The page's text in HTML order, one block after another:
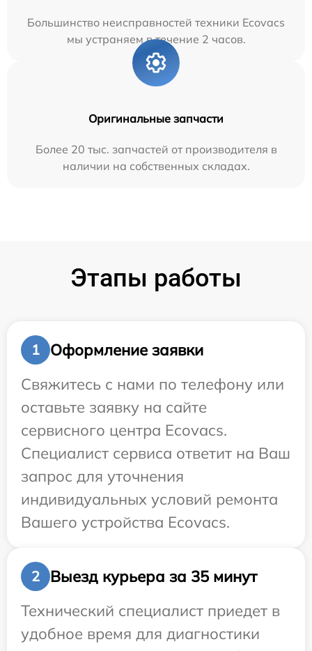
Большинство неисправностей техники Ecovacs
мы устраняем в течение 2 часов.
Оригинальные запчасти
Более 20 тыс. запчастей от производителя в
наличии на собственных складах.
Этапы работы
1
Оформление заявки
Свяжитесь с нами по телефону или
оставьте заявку на сайте
сервисного центра Ecovacs.
Специалист сервиса ответит на Ваш
запрос для уточнения
индивидуальных условий ремонта
Вашего устройства Ecovacs.
2
Выезд курьера за 35 минут
Технический специалист приедет в
удобное время для диагностики